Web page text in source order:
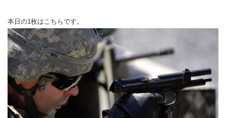
本日の1枚はこちらです。